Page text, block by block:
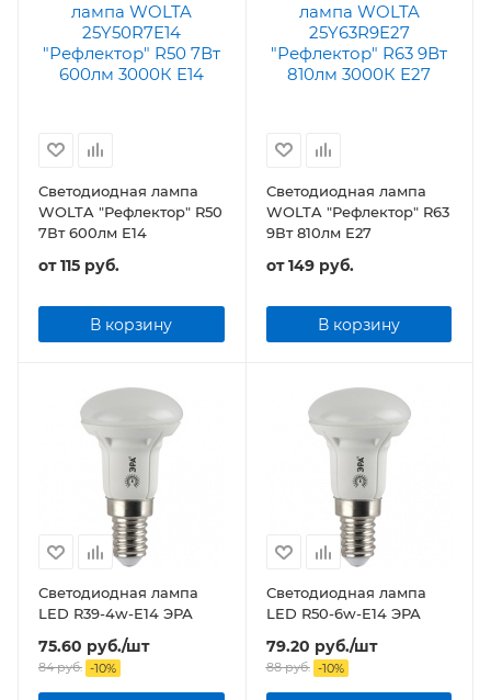
Светодиодная лампа
WOLTA "Рефлектор" R50
7Вт 600лм E14
от115 руб.
В корзину
Светодиодная лампа
WOLTA "Рефлектор" R63
9Вт 810лм E27
от149 руб.
В корзину
Светодиодная лампа
LED R39-4w-E14 ЭРА
75.60 руб./шт
84руб. -10%
Светодиодная лампа
LED R50-6w-E14 ЭРА
79.20 руб./шт
88руб. -10%